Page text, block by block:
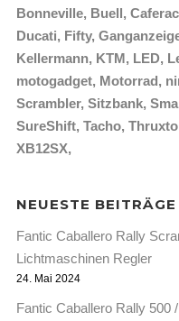
Bonneville
Buell
Ducati
Fifty
Kellermann
KTM LED
motogadget
Motorrad
Scrambler Sitzbank
SureShift Tacho
XB12SX
NEUESTE BEITRÄGE
Fantic Caballero Rally
Lichtmaschinen Regler
24. Mai 2024
Fantic Caballero Rally 500